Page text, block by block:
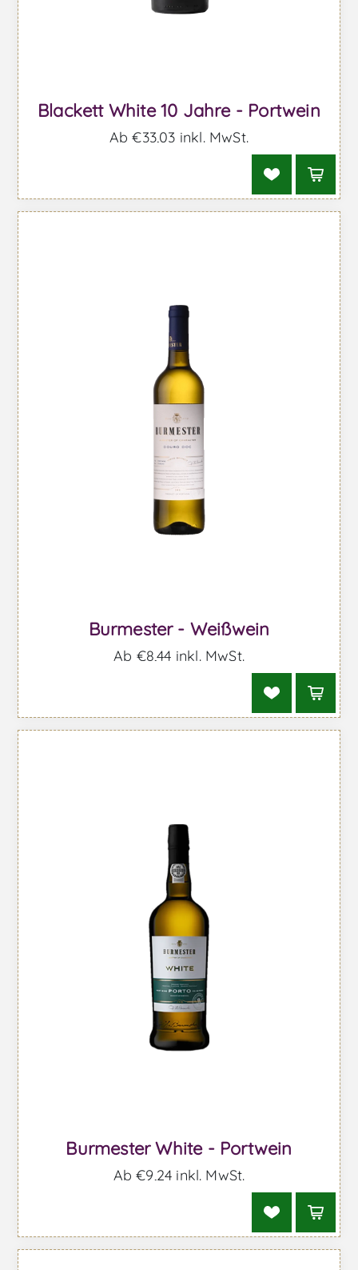
Blackett White 10 Jahre - Portwein
Ab €33,03 inkl. MwSt.
Burmester - Weißwein
Ab €8,44 inkl. MwSt.
Burmester White - Portwein
Ab €9,24 inkl. MwSt.